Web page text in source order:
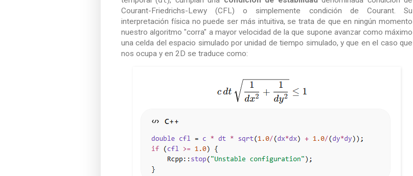
Courant-Friedrichs-Lewy (CFL) o simplemente condición de Courant. Su
interpretación física no puede ser más intuitiva, se trata de que en ningún momento
nuestro algoritmo "corra" a mayor velocidad de la que supone avanzar como máximo
una celda del espacio simulado por unidad de tiempo simulado, y que en el caso que
nos ocupa y en 2D se traduce como: